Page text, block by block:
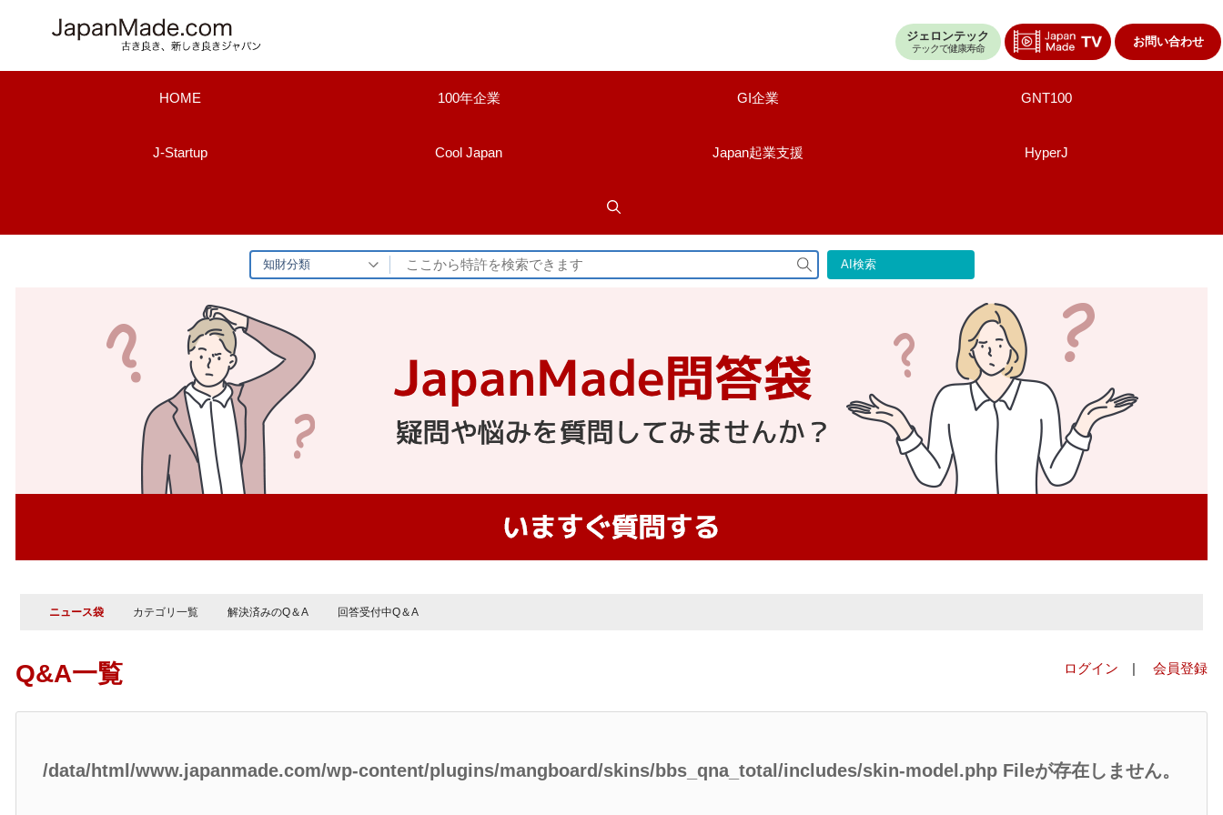
ジェロンテック
テックで健康寿命 お問い合わせ
HOME 100年企業 GI企業 GNT100
J-Startup Cool Japan Japan起業支援 HyperJ
知財分類
検
索
AI検索
ニュース袋 カテゴリ一覧 解決済みのQ＆A 回答受付中Q＆A
Q&A一覧 ログイン | 会員登録
/data/html/www.japanmade.com/wp-content/plugins/mangboard/skins/bbs_qna_total/includes/skin-model.php Fileが存在しません。